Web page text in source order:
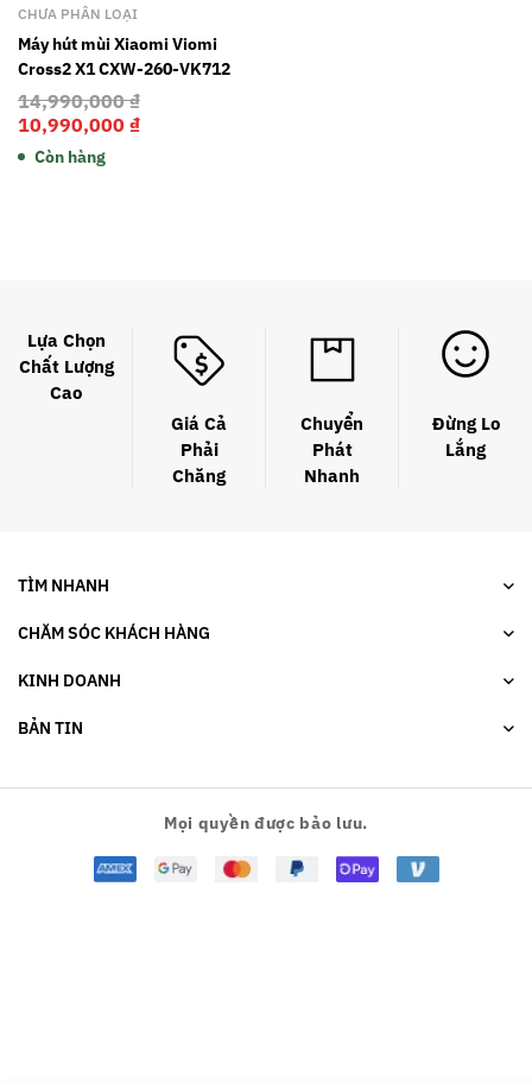
CHƯA PHÂN LOẠI
Máy hút mùi Xiaomi Viomi
Cross2 X1 CXW-260-VK712
14,990,000₫
10,990,000 ₫
Còn hàng
Lựa Chọn
Chất Lượng
Cao
Giá Cả
Phải
Chăng
Chuyển
Phát
Nhanh
Đừng Lo
Lắng
TÌM NHANH
CHĂM SÓC KHÁCH HÀNG
KINH DOANH
BẢN TIN
Mọi quyền được bảo lưu.